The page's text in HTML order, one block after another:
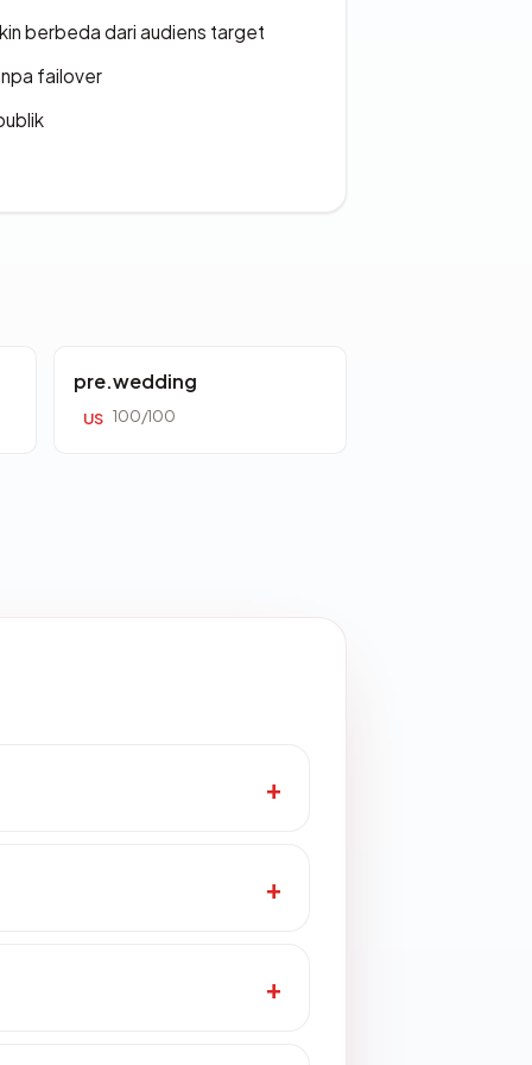
berbeda dari audiens target
failover
pre.wedding
US 100/100